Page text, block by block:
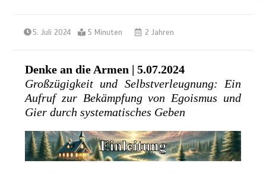
5. Juli 2024 5 Minuten 2 Jahren
Denke an die Armen | 5.07.2024
Großzügigkeit und Selbstverleugnung: Ein
Aufruf zur Bekämpfung von Egoismus und
Gier durch systematisches Geben